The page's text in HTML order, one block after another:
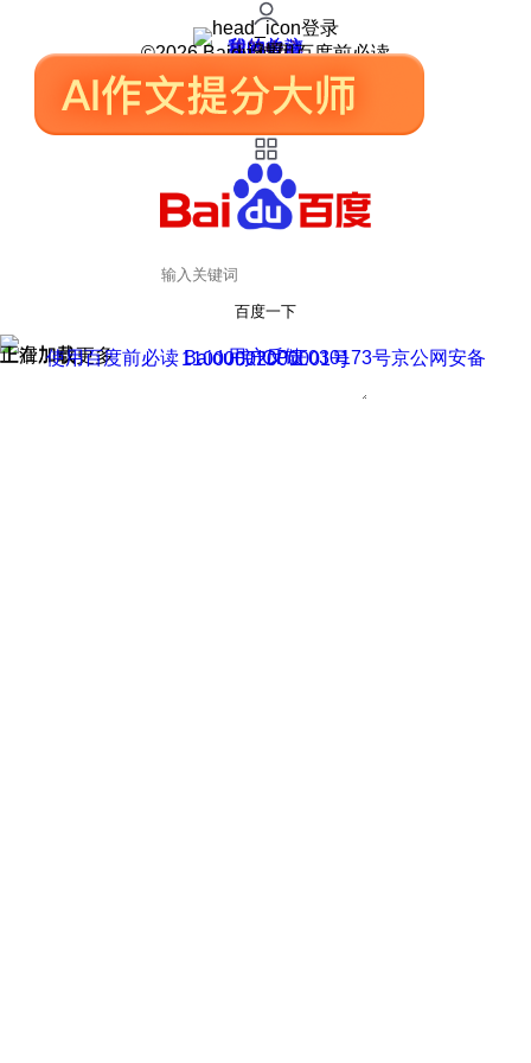
登录
我的关注
我的收藏
皮肤中心
用户反馈
设置
©2026 Baidu 使用百度前必读
百度一下
正在加载
上滑加载更多 用户反馈
使用百度前必读 Baidu 京ICP证030173号
京公网安备11000002000001号